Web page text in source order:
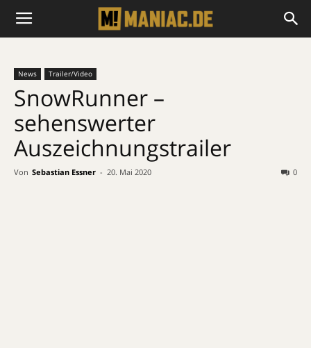
News Trailer/Video
SnowRunner –
sehenswerter
Auszeichnungstrailer
Von Sebastian Essner - 20. Mai 2020 0